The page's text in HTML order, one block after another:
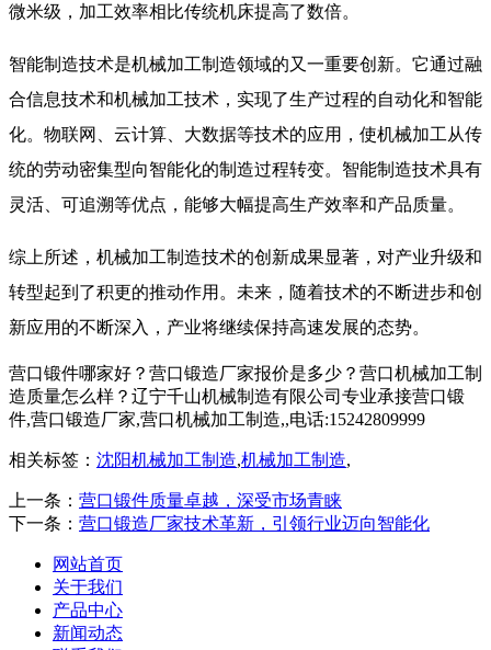
微米级，加工效率相比传统机床提高了数倍。
智能制造技术是机械加工制造领域的又一重要创新。它通过融
合信息技术和机械加工技术，实现了生产过程的自动化和智能
化。物联网、云计算、大数据等技术的应用，使机械加工从传
统的劳动密集型向智能化的制造过程转变。智能制造技术具有
灵活、可追溯等优点，能够大幅提高生产效率和产品质量。
综上所述，机械加工制造技术的创新成果显著，对产业升级和
转型起到了积更的推动作用。未来，随着技术的不断进步和创
新应用的不断深入，产业将继续保持高速发展的态势。
营口锻件哪家好？营口锻造厂家报价是多少？营口机械加工制
造质量怎么样？辽宁千山机械制造有限公司专业承接营口锻
件,营口锻造厂家,营口机械加工制造,,电话:15242809999
相关标签： 沈阳机械加工制造,机械加工制造,
上一条： 营口锻件质量卓越，深受市场青睐
下一条： 营口锻造厂家技术革新，引领行业迈向智能化
网站首页
关于我们
产品中心
新闻动态